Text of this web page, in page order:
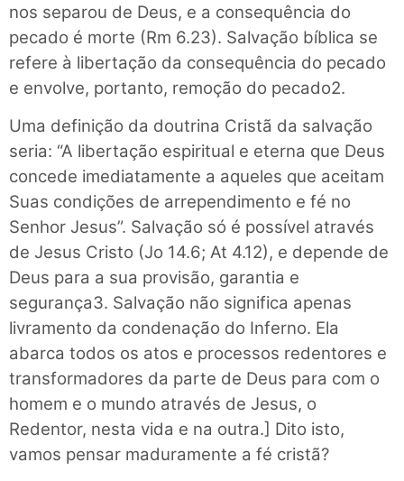
nos separou de Deus, e a consequência do
pecado é morte (Rm 6.23). Salvação bíblica se
refere à libertação da consequência do pecado
e envolve, portanto, remoção do pecado2.
Uma definição da doutrina Cristã da salvação
seria: “A libertação espiritual e eterna que Deus
concede imediatamente a aqueles que aceitam
Suas condições de arrependimento e fé no
Senhor Jesus”. Salvação só é possível através
de Jesus Cristo (Jo 14.6; At 4.12), e depende de
Deus para a sua provisão, garantia e
segurança3. Salvação não significa apenas
livramento da condenação do Inferno. Ela
abarca todos os atos e processos redentores e
transformadores da parte de Deus para com o
homem e o mundo através de Jesus, o
Redentor, nesta vida e na outra.] Dito isto,
vamos pensar maduramente a fé cristã?